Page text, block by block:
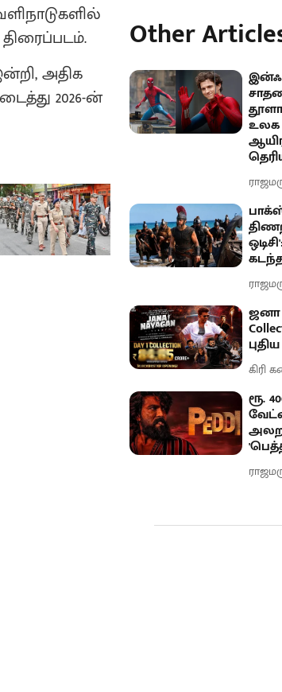
திரைப்படம்.
அதிக
2026-ன்
Other
ஜனா
கிரி
ரூ.